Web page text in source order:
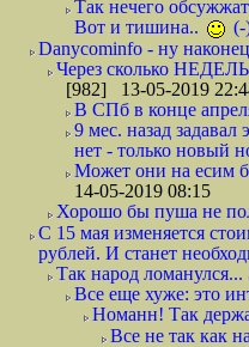
Так нечего
Вот и тишина..
(-
Danycominfo - ну
Через сколько НЕДЕЛЬ
[982] 13-05-2019
В СПб в конце
9 мес. назад
нет - только новый
Может они на есим
14-05-2019 08:15
Хорошо бы пуша не
С 15 мая изменяется
рублей. И станет
Так народ ломанулся...
Все еще хуже: это
Номанн! Так
Все не так как